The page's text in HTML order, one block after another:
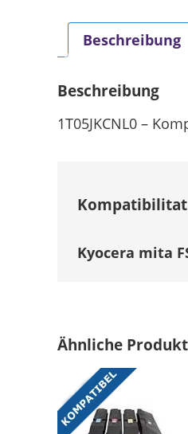
Beschreibung
Beschreibung
1T05JKCNL0 –
Kompatibilitat
Kyocera mita
Ähnliche